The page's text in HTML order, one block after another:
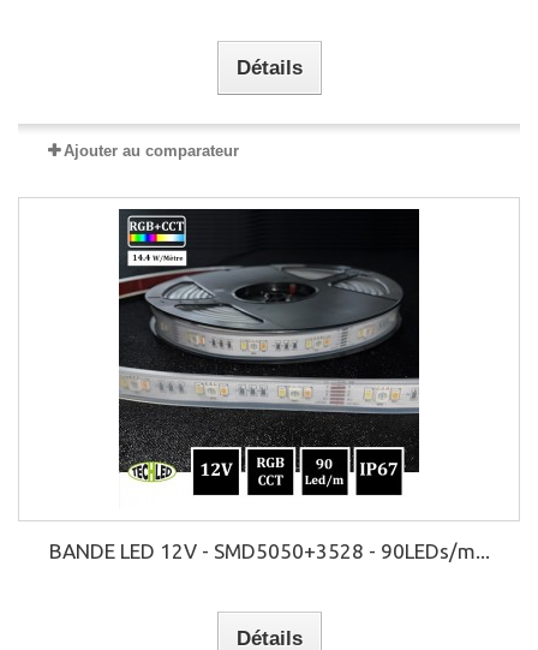
Détails
Ajouter au comparateur
BANDE LED 12V - SMD5050+3528 - 90LEDs/m...
Détails